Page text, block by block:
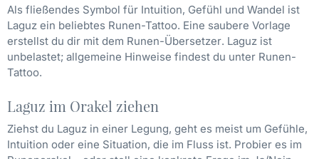
Als fließendes Symbol für Intuition, Gefühl und Wandel ist
Laguz ein beliebtes Runen-Tattoo. Eine saubere Vorlage
erstellst du dir mit dem Runen-Übersetzer. Laguz ist
unbelastet; allgemeine Hinweise findest du unter Runen-
Tattoo.
Laguz im Orakel ziehen
Ziehst du Laguz in einer Legung, geht es meist um Gefühle,
Intuition oder eine Situation, die im Fluss ist. Probier es im